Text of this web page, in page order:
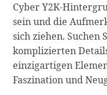
Cyber Y2K-
sein und die
sich ziehen.
komplizierten
einzigartigen
Faszination und